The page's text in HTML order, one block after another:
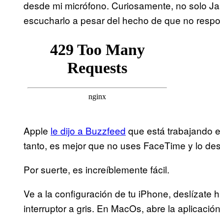
desde mi micrófono. Curiosamente, no solo
escucharlo a pesar del hecho de que no
Apple le dijo a Buzzfeed que está trabajando
tanto, es mejor que no uses FaceTime y lo
Por suerte, es increíblemente fácil.
Ve a la configuración de tu iPhone, deslízate
interruptor a gris. En MacOs, abre la